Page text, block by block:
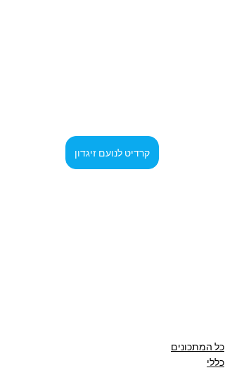
קרדיט לנועם זיגדון
כל המתכונים
כללי